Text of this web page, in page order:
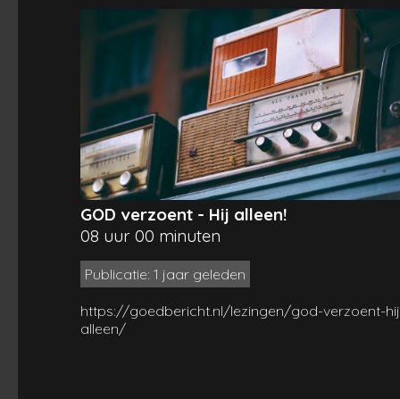
GOD verzoent - Hij alleen!
08 uur 00 minuten
Publicatie: 1 jaar geleden
https://goedbericht.nl/lezingen/god-verzoent-
alleen/